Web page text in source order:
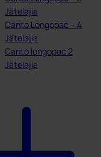
Jätelajia
Canto Longopac – 4
Jätelajia
Canto longopac 2
Jätelajia